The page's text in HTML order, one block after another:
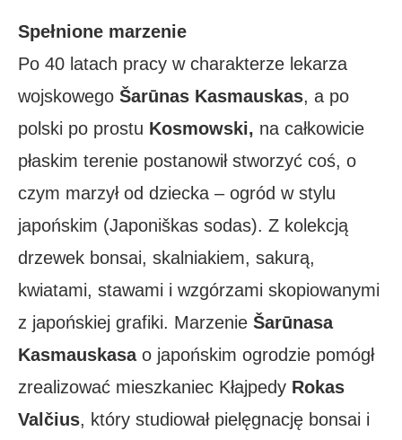
Spełnione marzenie
Po 40 latach pracy w charakterze lekarza
wojskowego Šarūnas Kasmauskas, a po
polski po prostu Kosmowski, na całkowicie
płaskim terenie postanowił stworzyć coś, o
czym marzył od dziecka – ogród w stylu
japońskim (Japoniškas sodas). Z kolekcją
drzewek bonsai, skalniakiem, sakurą,
kwiatami, stawami i wzgórzami skopiowanymi
z japońskiej grafiki. Marzenie Šarūnasa
Kasmauskasao japońskim ogrodzie pomógł
zrealizować mieszkaniec Kłajpedy Rokas
Valčius, który studiował pielęgnację bonsai i